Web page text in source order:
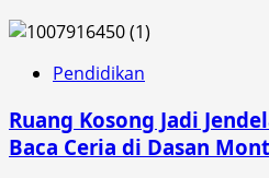
Pertanian
Berkelanjutan,
Mahasiswa
UNRAM
Sosialisasi
Pendidikan
Ruang Kosong Jadi
Baca Ceria di Dasan